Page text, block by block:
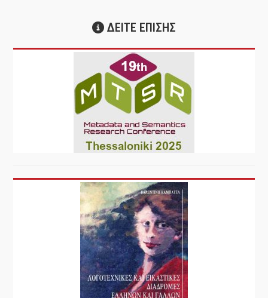
ΔΕΙΤΕ ΕΠΙΣΗΣ